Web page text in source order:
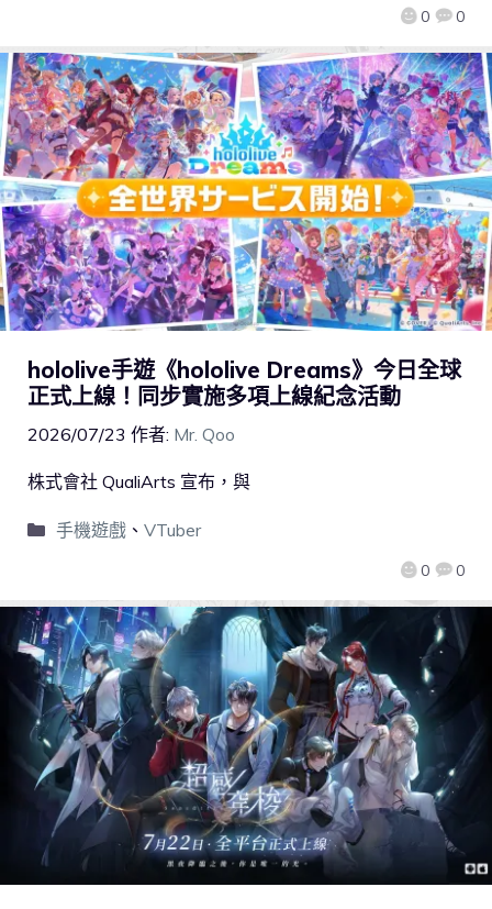
0 0
hololive手遊《hololive Dreams》今日全球
正式上線！同步實施多項上線紀念活動
2026/07/23 作者: Mr. Qoo
0 0
株式會社 QualiArts 宣布，與
手機遊戲、 VTuber